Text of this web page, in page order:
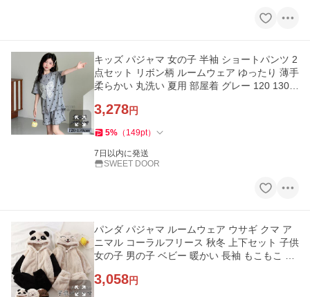
キッズ パジャマ 女の子 半袖 ショートパンツ 2
点セット リボン柄 ルームウェア ゆったり 薄手
柔らかい 丸洗い 夏用 部屋着 グレー 120 130 1
3,278円
5% （ 149pt）
7日以内に発送
SWEET DOOR
パンダ パジャマ ルームウェア ウサギ クマ ア
ニマル コーラルフリース 秋冬 上下セット 子供
女の子 男の子 ベビー 暖かい 長袖 もこもこ ふ
3,058円